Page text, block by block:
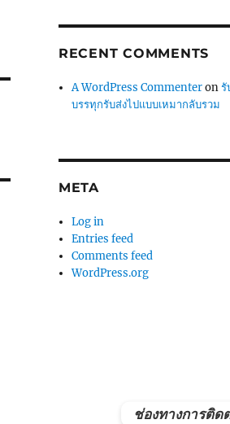
RECENT COMMENTS
A WordPress Commenteronรั
บรรทุกรับส่งไปแบบเหมากลับรวม
META
Log in
Entries feed
Comments feed
WordPress.org
ช่องทางการติด